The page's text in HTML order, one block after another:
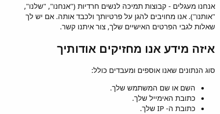
אנחנו מעגלים - קבוצות תמיכה לנשים חרדיות ("אנחנו", "שלנו",
"אותנו"). אנו מחויבים להגן על פרטיותך ולכבד אותה. אם יש לך
שאלות לגבי הפרטים האישיים שלך, צור איתנו קשר.
איזה מידע אנו מחזיקים אודותיך
סוג הנתונים שאנו אוספים ומעבדים כולל:
השם או שם המשתמש שלך.
כתובת האימייל שלך.
כתובת ה- IP שלך.